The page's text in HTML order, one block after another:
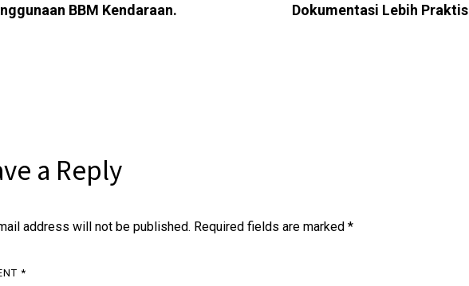
BBM Kendaraan.
Dokumentasi Lebih Praktis
a Reply
address will not be published. Required fields are marked*
*